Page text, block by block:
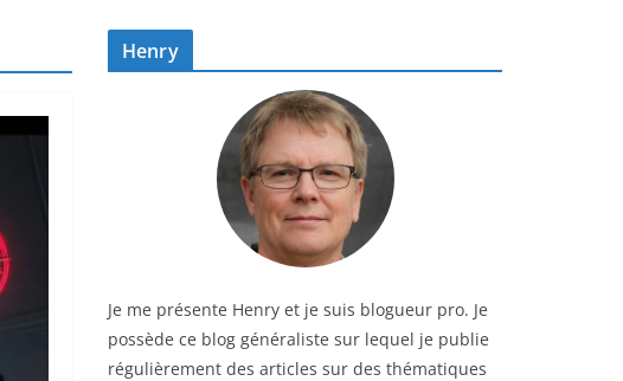
Henry
Je me présente Henry et je suis blogueur pro. Je
possède ce blog généraliste sur lequel je publie
régulièrement des articles sur des thématiques